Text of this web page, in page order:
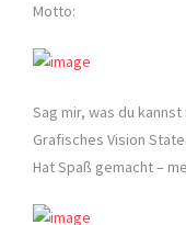
Motto:
Sag mir, was du
Grafisches Vision
Hat Spaß gemacht –